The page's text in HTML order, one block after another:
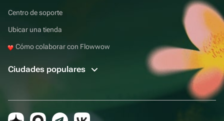
Centro de soporte
Ubicar una tienda
Cómo colaborar con Flowwow
Ciudades populares